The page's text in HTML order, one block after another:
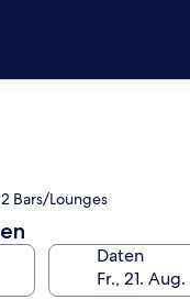
Bars/Lounges
Daten